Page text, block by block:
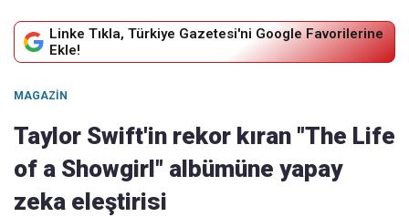
Linke Tıkla, Türkiye Gazetesi'ni Google Favorilerine
Ekle!
MAGAZIN
Taylor Swift'in rekor kıran "The Life
of a Showgirl" albümüne yapay
zeka eleştirisi